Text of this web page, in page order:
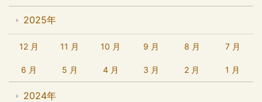
2025年
12 月 11 月 10 月 9 月 8 月 7 月
6 月 5 月 4 月 3 月 2 月 1 月
2024年